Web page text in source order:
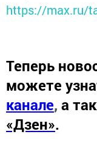
https://max.ru/
Теперь
можете
канале, а
«Дзен».